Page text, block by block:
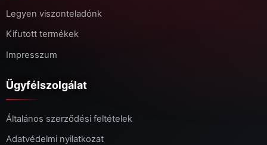
Legyen viszonteladónk
Kifutott termékek
Impresszum
Ügyfélszolgálat
Általános szerződési feltételek
Adatvédelmi nyilatkozat